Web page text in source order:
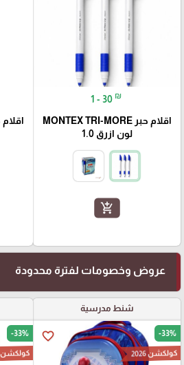
1 - 30 ₪
اقلام حبر MONTEX TRI-MORE
لون ازرق 1.0
add_shopping_cart
عروض وخصومات لفترة محدودة
شنط مدرسية
favorite_border -33%
كولكشن 2026
-33%
كولكشن 2026